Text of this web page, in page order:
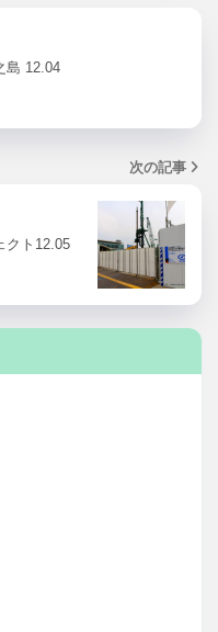
島 12.04
次の記事
クト12.05